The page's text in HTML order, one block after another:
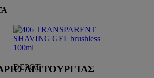
DEPOT
ΛΕΙΤΟΥΡΓΙΑΣ